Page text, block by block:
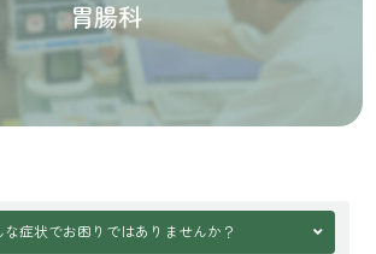
胃腸科
な症状でお困りではありませんか？